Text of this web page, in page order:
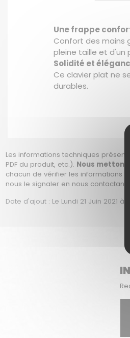
Une frappe
Confort des mains
pleine taille et d'un
Solidité et
Ce clavier plat ne
durables.
Les informations techniques
PDF du produit, etc.). Nous
chacun de vérifier les informations
nous le signaler en nous contactant
Date d'ajout : Le Lundi 21 Juin 2021